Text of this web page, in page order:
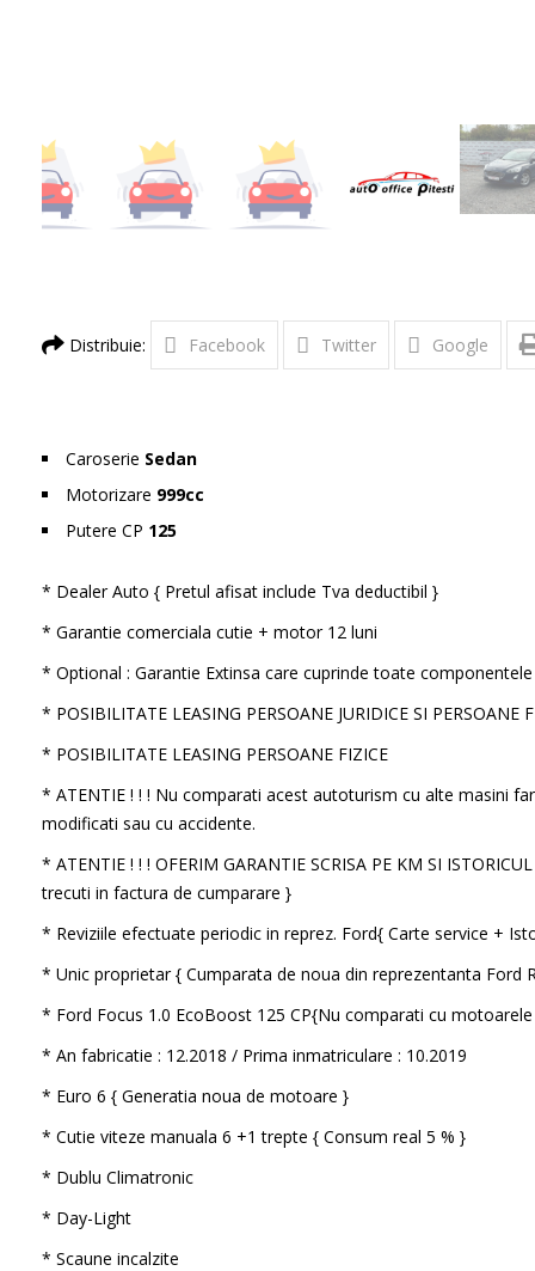
Distribuie: Facebook Twitter Google
Caroserie Sedan
Motorizare 999cc
Putere CP 125
* Dealer Auto { Pretul afisat include Tva deductibil }
* Garantie comerciala cutie + motor 12 luni
* Optional : Garantie Extinsa care cuprinde toate
* POSIBILITATE LEASING PERSOANE JURIDICE SI PERSOANE
* POSIBILITATE LEASING PERSOANE FIZICE
* ATENTIE ! ! ! Nu comparati acest autoturism cu alte masini
modificati sau cu accidente.
* ATENTIE ! ! ! OFERIM GARANTIE SCRISA PE KM SI
trecuti in factura de cumparare }
* Reviziile efectuate periodic in reprez. Ford{ Carte service +
* Unic proprietar { Cumparata de noua din reprezentanta Ford
* Ford Focus 1.0 EcoBoost 125 CP{Nu comparati cu
* An fabricatie : 12.2018 / Prima inmatriculare : 10.2019
* Euro 6 { Generatia noua de motoare }
* Cutie viteze manuala 6 +1 trepte { Consum real 5 % }
* Dublu Climatronic
* Day-Light
* Scaune incalzite